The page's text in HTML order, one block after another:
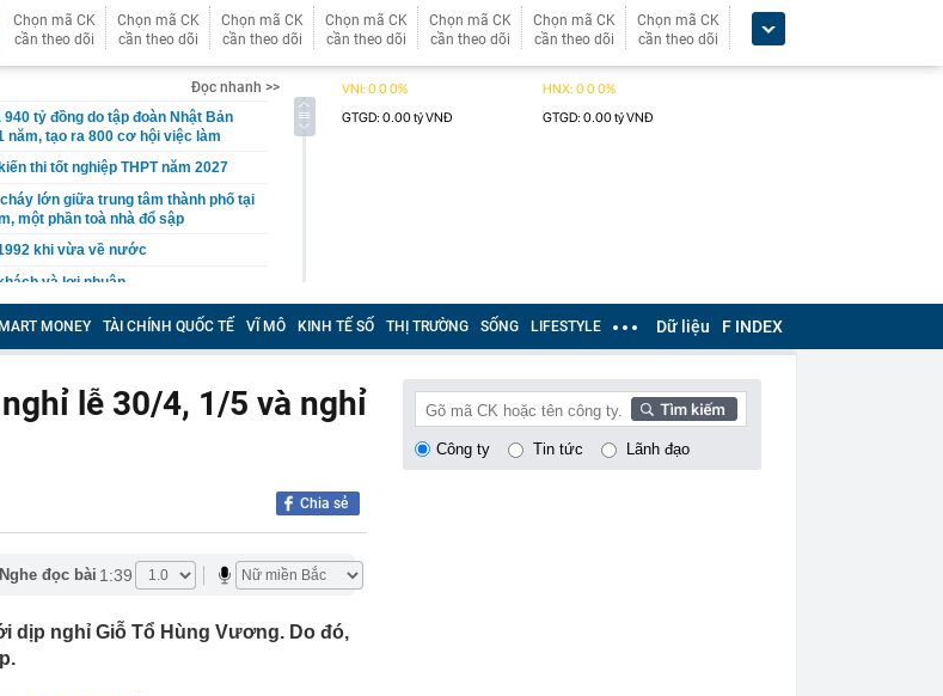
Chọn mã CK
cần theo dõi
Chọn mã CK
cần theo dõi
Chọn mã CK
cần theo dõi
Chọn mã CK
cần theo dõi
Chọn mã CK
cần theo dõi
Chọn mã CK
cần theo dõi
Chọn mã CK
cần theo dõi
Đọc nhanh >>
tỷ đồng do tập đoàn Nhật Bản
tạo ra 800 cơ hội việc làm
thi tốt nghiệp THPT năm 2027
lớn giữa trung tâm thành phố tại
một phần toà nhà đổ sập
khi vừa về nước
và lợi nhuận
- Phú Thọ - Hà Nội như thế
thuê xe máy còn khách Hàn,
con đến khách sạn gặp Văn Hậu,
lạnh kiếm 330 tỷ đồng mỗi ngày
bố điểm chuẩn 2026, sớm nhất từ
MONEY TÀI CHÍNH QUỐC TẾ VĨ MÔ KINH TẾ SỐ THỊ TRƯỜNG SỐNG LIFESTYLE Dữ liệu F INDEX
lễ 30/4, 1/5 và nghỉ
Chia sẻ
Nghe đọc bài 1:39
dịp nghỉ Giỗ Tổ Hùng Vương. Do đó,
Công ty Tin tức Lãnh đạo